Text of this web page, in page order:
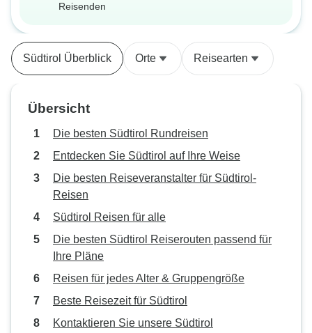
Reisenden
Südtirol Überblick Orte Reisearten
Übersicht
Die besten Südtirol Rundreisen
Entdecken Sie Südtirol auf Ihre Weise
Die besten Reiseveranstalter für Südtirol-
Reisen
Südtirol Reisen für alle
Die besten Südtirol Reiserouten passend für
Ihre Pläne
Reisen für jedes Alter & Gruppengröße
Beste Reisezeit für Südtirol
Kontaktieren Sie unsere Südtirol